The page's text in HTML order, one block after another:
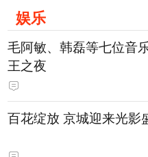
娱乐
毛阿敏、韩磊等七位音
王之夜
百花绽放 京城迎来光影